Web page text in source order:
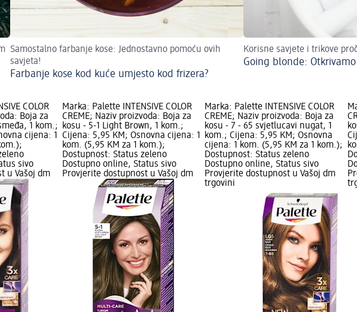
Samostalno farbanje kose: Jednostavno pomoću ovih
savjeta!
Farbanje kose kod kuće umjesto kod frizera?
Korisne savjete i trikove
Going blonde:
COLOR
Boja za
1 kom.;
cijena: 1
sivo
u Vašoj dm
Marka: Palette INTENSIVE COLOR
CREME; Naziv proizvoda: Boja za
kosu - 5-1 Light Brown, 1 kom.;
Cijena: 5,95 KM; Osnovna cijena: 1
kom. (5,95 KM za 1 kom.);
Dostupnost: Status zeleno
Dostupno online, Status sivo
Provjerite dostupnost u Vašoj dm
Marka: Palette INTENSIVE COLOR
CREME; Naziv proizvoda: Boja za
kosu - 7 - 65 svjetlucavi nugat, 1
kom.; Cijena: 5,95 KM; Osnovna
cijena: 1 kom. (5,95 KM za 1 kom.);
Dostupnost: Status zeleno
Dostupno online, Status sivo
Provjerite dostupnost u Vašoj dm
trgovini